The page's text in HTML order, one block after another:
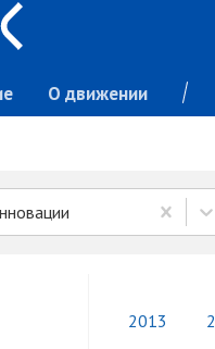
О движении
2013